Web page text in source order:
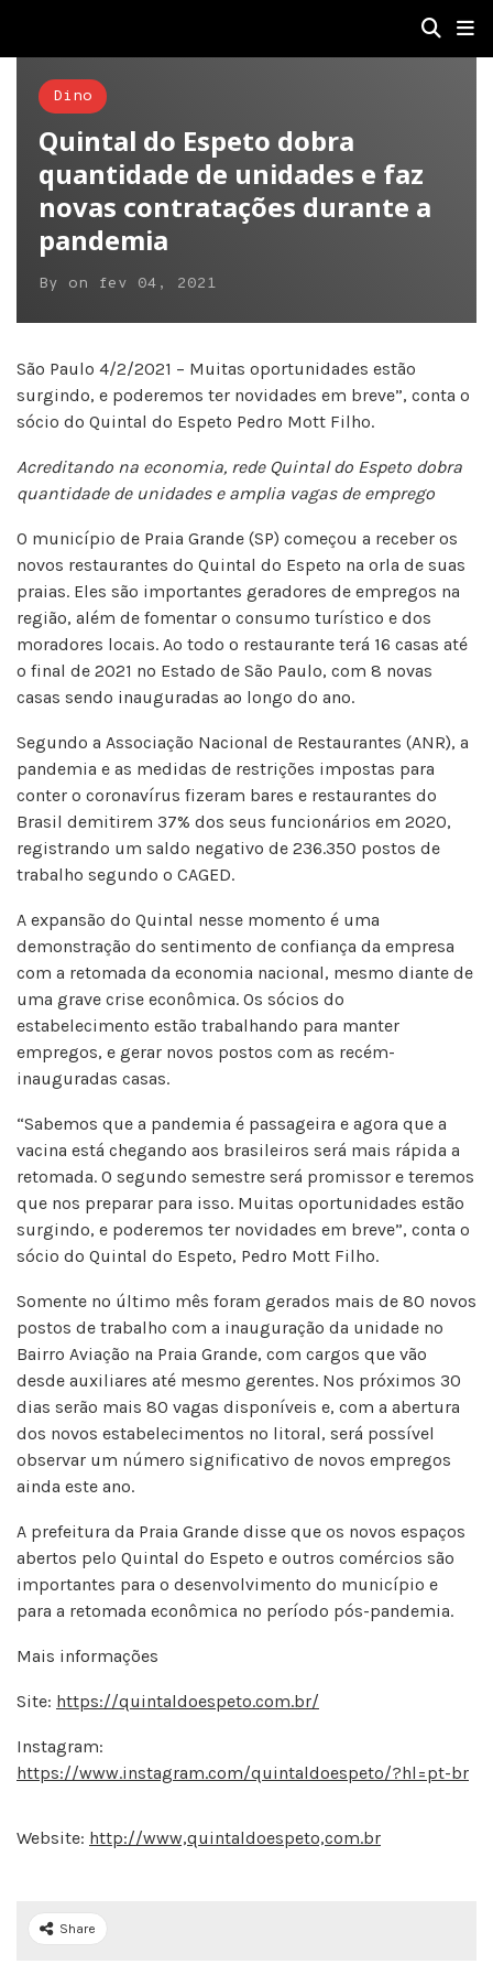
Dino
Quintal do Espeto dobra
quantidade de unidades e faz
novas contratações durante a
pandemia
By on fev 04, 2021
São Paulo 4/2/2021 – Muitas oportunidades estão
surgindo, e poderemos ter novidades em breve”, conta o
sócio do Quintal do Espeto Pedro Mott Filho.
Acreditando na economia, rede Quintal do Espeto dobra
quantidade de unidades e amplia vagas de emprego
O município de Praia Grande (SP) começou a receber os
novos restaurantes do Quintal do Espeto na orla de suas
praias. Eles são importantes geradores de empregos na
região, além de fomentar o consumo turístico e dos
moradores locais. Ao todo o restaurante terá 16 casas até
o final de 2021 no Estado de São Paulo, com 8 novas
casas sendo inauguradas ao longo do ano.
Segundo a Associação Nacional de Restaurantes (ANR), a
pandemia e as medidas de restrições impostas para
conter o coronavírus fizeram bares e restaurantes do
Brasil demitirem 37% dos seus funcionários em 2020,
registrando um saldo negativo de 236.350 postos de
trabalho segundo o CAGED.
A expansão do Quintal nesse momento é uma
demonstração do sentimento de confiança da empresa
com a retomada da economia nacional, mesmo diante de
uma grave crise econômica. Os sócios do
estabelecimento estão trabalhando para manter
empregos, e gerar novos postos com as recém-
inauguradas casas.
“Sabemos que a pandemia é passageira e agora que a
vacina está chegando aos brasileiros será mais rápida a
retomada. O segundo semestre será promissor e teremos
que nos preparar para isso. Muitas oportunidades estão
surgindo, e poderemos ter novidades em breve”, conta o
sócio do Quintal do Espeto, Pedro Mott Filho.
Somente no último mês foram gerados mais de 80 novos
postos de trabalho com a inauguração da unidade no
Bairro Aviação na Praia Grande, com cargos que vão
desde auxiliares até mesmo gerentes. Nos próximos 30
dias serão mais 80 vagas disponíveis e, com a abertura
dos novos estabelecimentos no litoral, será possível
observar um número significativo de novos empregos
ainda este ano.
A prefeitura da Praia Grande disse que os novos espaços
abertos pelo Quintal do Espeto e outros comércios são
importantes para o desenvolvimento do município e
para a retomada econômica no período pós-pandemia.
Mais informações
Site: https://quintaldoespeto.com.br/
Instagram:
https://www.instagram.com/quintaldoespeto/?hl=pt-br
Website: http://www,quintaldoespeto,com.br
Share